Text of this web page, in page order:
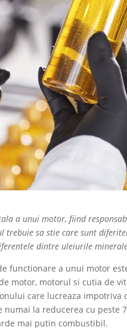
a unui motor, fiind
trebuie sa stie care sunt
dintre uleiurile
functionare a unui motor
motor, motorul si cutia de
care lucreaza
la reducerea cu peste
mai putin combustibil.